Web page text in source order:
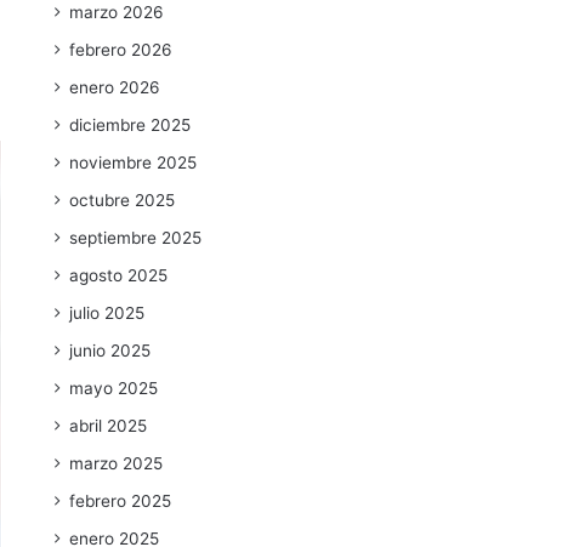
marzo 2026
febrero 2026
enero 2026
diciembre 2025
noviembre 2025
octubre 2025
septiembre 2025
agosto 2025
julio 2025
junio 2025
mayo 2025
abril 2025
marzo 2025
febrero 2025
enero 2025